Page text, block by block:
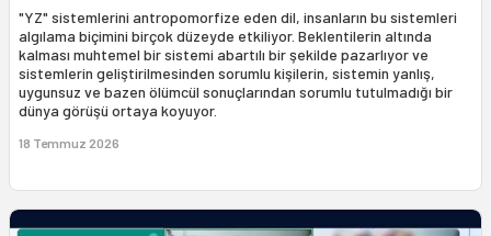
"YZ" sistemlerini antropomorfize eden dil, insanların bu sistemleri
algılama biçimini birçok düzeyde etkiliyor. Beklentilerin altında
kalması muhtemel bir sistemi abartılı bir şekilde pazarlıyor ve
sistemlerin geliştirilmesinden sorumlu kişilerin, sistemin yanlış,
uygunsuz ve bazen ölümcül sonuçlarından sorumlu tutulmadığı bir
dünya görüşü ortaya koyuyor.
18 Temmuz 2026